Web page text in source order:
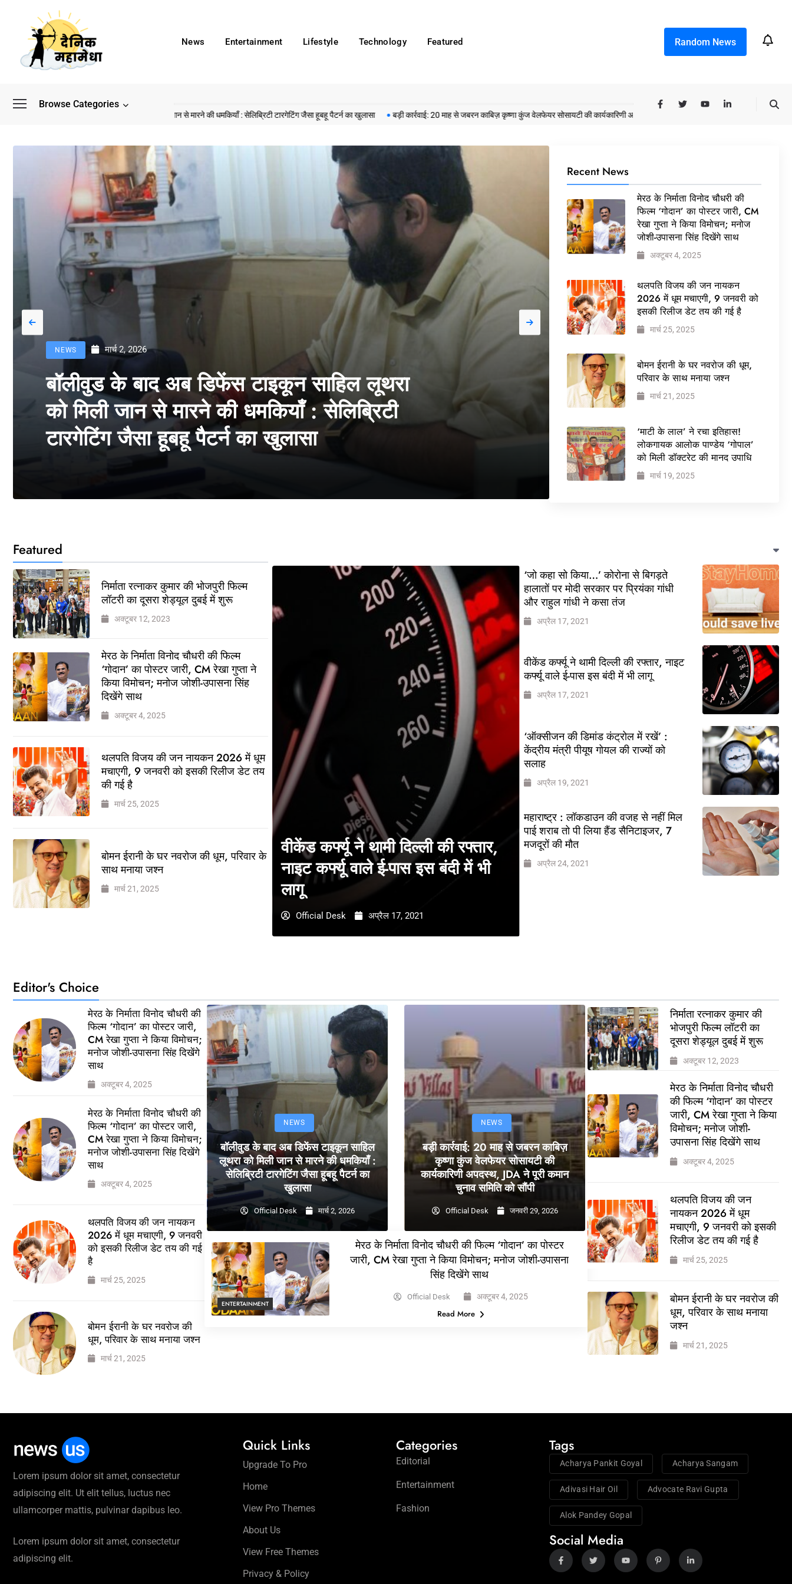
News Entertainment Lifestyle Technology Featured Random News
Browse Categories
अब डिफेंस टाइकून साहिल लूथरा को मिली जान से मारने की धमकियाँ : सेलिब्रिटी टारगेटिंग जैसा हूबहू पैटर्न का खुलासा बड़ी कार्रवाई: 20 माह से जबरन काबिज़ कृष्णा कुंज वेलफेयर सोसायटी की कार्यकारिणी अपदस्थ, JDA ने पूरी कमान चुनाव समिति को सौंपी
NEWS मार्च 2, 2026
बॉलीवुड के बाद अब डिफेंस टाइकून साहिल लूथरा
को मिली जान से मारने की धमकियाँ : सेलिब्रिटी
टारगेटिंग जैसा हूबहू पैटर्न का खुलासा
बड़ी कार्रवाई: 20 माह से
वेलफेयर सोसायटी की
ने पूरी कमान चुनाव समिति
Recent News
मेरठ के निर्माता विनोद चौधरी की
फिल्म ‘गोदान’ का पोस्टर जारी, CM
रेखा गुप्ता ने किया विमोचन; मनोज
जोशी-उपासना सिंह दिखेंगे साथ
अक्टूबर 4, 2025
थलपति विजय की जन नायकन
2026 में धूम मचाएगी, 9 जनवरी को
इसकी रिलीज डेट तय की गई है
मार्च 25, 2025
बोमन ईरानी के घर नवरोज की धूम,
परिवार के साथ मनाया जश्न
मार्च 21, 2025
‘माटी के लाल’ ने रचा इतिहास!
लोकगायक आलोक पाण्डेय ‘गोपाल’
को मिली डॉक्टरेट की मानद उपाधि
मार्च 19, 2025
Featured
निर्माता रत्नाकर कुमार की भोजपुरी फिल्म
लॉटरी का दूसरा शेड्यूल दुबई में शुरू
अक्टूबर 12, 2023
मेरठ के निर्माता विनोद चौधरी की फिल्म
‘गोदान’ का पोस्टर जारी, CM रेखा गुप्ता ने
किया विमोचन; मनोज जोशी-उपासना सिंह
दिखेंगे साथ
अक्टूबर 4, 2025
थलपति विजय की जन नायकन 2026 में धूम
मचाएगी, 9 जनवरी को इसकी रिलीज डेट तय
की गई है
मार्च 25, 2025
बोमन ईरानी के घर नवरोज की धूम, परिवार के
साथ मनाया जश्न
मार्च 21, 2025
वीकेंड कर्फ्यू ने थामी दिल्ली की रफ्तार,
नाइट कर्फ्यू वाले ई-पास इस बंदी में भी
लागू
Official Desk अप्रैल 17, 2021
‘जो कहा सो किया…’ कोरोना से बिगड़ते
हालातों पर मोदी सरकार पर प्रियंका गांधी
और राहुल गांधी ने कसा तंज
अप्रैल 17, 2021
वीकेंड कर्फ्यू ने थामी दिल्ली की रफ्तार, नाइट
कर्फ्यू वाले ई-पास इस बंदी में भी लागू
अप्रैल 17, 2021
‘ऑक्सीजन की डिमांड कंट्रोल में रखें’ :
केंद्रीय मंत्री पीयूष गोयल की राज्यों को
सलाह
अप्रैल 19, 2021
महाराष्ट्र : लॉकडाउन की वजह से नहीं मिल
पाई शराब तो पी लिया हैंड सैनिटाइजर, 7
मजदूरों की मौत
अप्रैल 24, 2021
Editor's Choice
मेरठ के निर्माता विनोद चौधरी की
फिल्म ‘गोदान’ का पोस्टर जारी,
CM रेखा गुप्ता ने किया विमोचन;
मनोज जोशी-उपासना सिंह दिखेंगे
साथ
अक्टूबर 4, 2025
मेरठ के निर्माता विनोद चौधरी की
फिल्म ‘गोदान’ का पोस्टर जारी,
CM रेखा गुप्ता ने किया विमोचन;
मनोज जोशी-उपासना सिंह दिखेंगे
साथ
अक्टूबर 4, 2025
थलपति विजय की जन नायकन
2026 में धूम मचाएगी, 9 जनवरी
को इसकी रिलीज डेट तय की गई
है
मार्च 25, 2025
बोमन ईरानी के घर नवरोज की
धूम, परिवार के साथ मनाया जश्न
मार्च 21, 2025
NEWS
बॉलीवुड के बाद अब डिफेंस टाइकून साहिल
लूथरा को मिली जान से मारने की धमकियाँ :
सेलिब्रिटी टारगेटिंग जैसा हूबहू पैटर्न का
खुलासा
Official Desk मार्च 2, 2026
NEWS
बड़ी कार्रवाई: 20 माह से जबरन काबिज़
कृष्णा कुंज वेलफेयर सोसायटी की
कार्यकारिणी अपदस्थ, JDA ने पूरी कमान
चुनाव समिति को सौंपी
Official Desk जनवरी 29, 2026
ENTERTAINMENT
मेरठ के निर्माता विनोद चौधरी की फिल्म ‘गोदान’ का पोस्टर
जारी, CM रेखा गुप्ता ने किया विमोचन; मनोज जोशी-उपासना
सिंह दिखेंगे साथ
Official Desk अक्टूबर 4, 2025
Read More
निर्माता रत्नाकर कुमार की
भोजपुरी फिल्म लॉटरी का
दूसरा शेड्यूल दुबई में शुरू
अक्टूबर 12, 2023
मेरठ के निर्माता विनोद चौधरी
की फिल्म ‘गोदान’ का पोस्टर
जारी, CM रेखा गुप्ता ने किया
विमोचन; मनोज जोशी-
उपासना सिंह दिखेंगे साथ
अक्टूबर 4, 2025
थलपति विजय की जन
नायकन 2026 में धूम
मचाएगी, 9 जनवरी को इसकी
रिलीज डेट तय की गई है
मार्च 25, 2025
बोमन ईरानी के घर नवरोज की
धूम, परिवार के साथ मनाया
जश्न
मार्च 21, 2025
Lorem ipsum dolor sit amet, consectetur
adipiscing elit. Ut elit tellus, luctus nec
ullamcorper mattis, pulvinar dapibus leo.
Lorem ipsum dolor sit amet, consectetur
adipiscing elit.
Quick Links
Upgrade To Pro
Home
View Pro Themes
About Us
View Free Themes
Privacy & Policy
Categories
Editorial
Entertainment
Fashion
Tags
Acharya Pankit Goyal Acharya Sangam
Adivasi Hair Oil Advocate Ravi Gupta
Alok Pandey Gopal
Social Media